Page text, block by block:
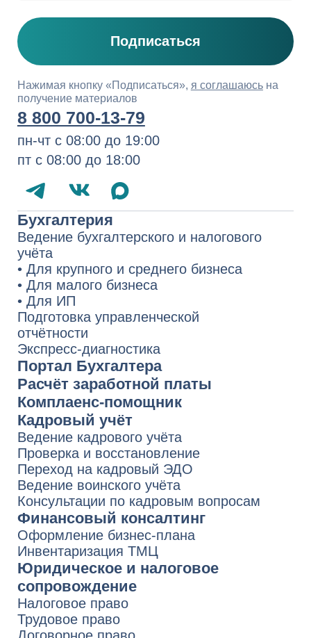
Инвентаризация ТМЦ
Юридическое и налоговое
сопровождение
Налоговое право
Договорное право
Корпоративное право
Судебное представительство
Комплексные консультации
Запуск бизнеса в Казахстане
Услуги для иностранных компаний
1994−2026 СберРешения
бухгалтерского и налогового учёта,
юридических услуг
Политика обработки персональных
данных
Сведения о компании
Карта сайта
По вопросам качества обращайтесь
на Горячую линию СберРешений
8 800 700-13-76
quality.hotline@sber-solutions.ru
пн-чт с 08:00 до 19:00
пт с 08:00 до 18:00